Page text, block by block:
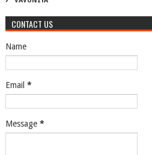
CONTACT US
Name
Email *
Message *